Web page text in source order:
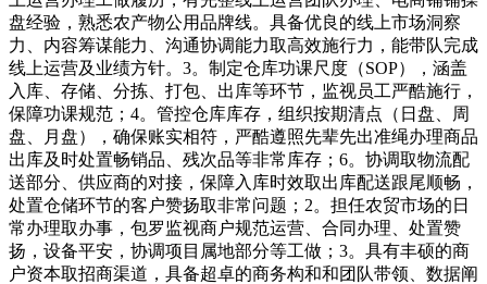
盘经验，熟悉农产物公用品牌线。具备优良的线上市场洞察
力、内容筹谋能力、沟通协调能力取高效施行力，能带队完成
线上运营及业绩方针。3。制定仓库功课尺度（SOP），涵盖
入库、存储、分拣、打包、出库等环节，监视员工严酷施行，
保障功课规范；4。管控仓库库存，组织按期清点（日盘、周
盘、月盘），确保账实相符，严酷遵照先辈先出准绳办理商品
出库及时处置畅销品、残次品等非常库存；6。协调取物流配
送部分、供应商的对接，保障入库时效取出库配送跟尾顺畅，
处置仓储环节的客户赞扬取非常问题；2。担任农贸市场的日
常办理取办事，包罗监视商户规范运营、合同办理、处置赞
扬，设备平安，协调项目属地部分等工做；3。具有丰硕的商
户资本取招商渠道，具备超卓的商务构和和团队带领、数据阐